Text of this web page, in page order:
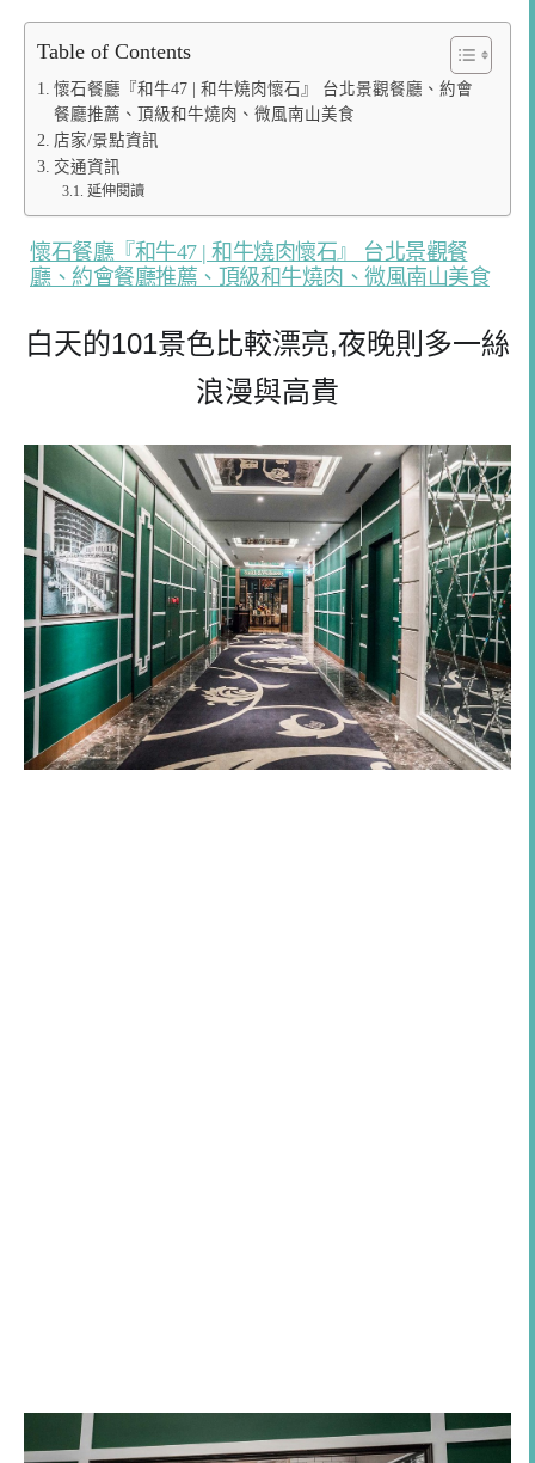
Table of Contents
懷石餐廳『和牛47 | 和牛燒肉懷石』 台北景觀餐廳、約會
餐廳推薦、頂級和牛燒肉、微風南山美食
店家/景點資訊
交通資訊
延伸閱讀
懷石餐廳『和牛47 | 和牛燒肉懷石』 台北景觀餐
廳、約會餐廳推薦、頂級和牛燒肉、微風南山美食
白天的101景色比較漂亮,夜晚則多一絲
浪漫與高貴